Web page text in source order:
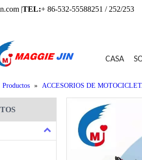
|TEL:+ 86-532-55588251 / 252/253
CASA
Productos » ACCESORIOS DE